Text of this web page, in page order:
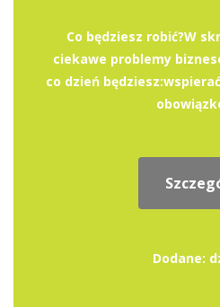
Co będziesz robić?W
ciekawe problemy
co dzień
Dodane: